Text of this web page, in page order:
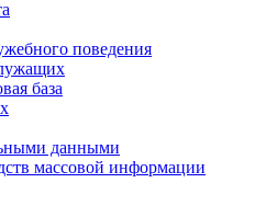
поведения
база
данными
массовой информации